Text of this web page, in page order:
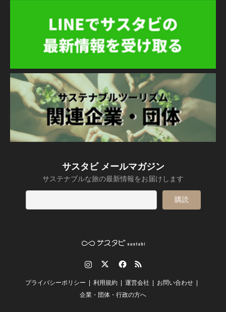
サスタビ メールマガジン
サステナブルな旅の最新情報をお届けします
RSS
プライバシーポリシー 利用規約 運営会社
お問い合わせ
企業・団体・行政の方へ